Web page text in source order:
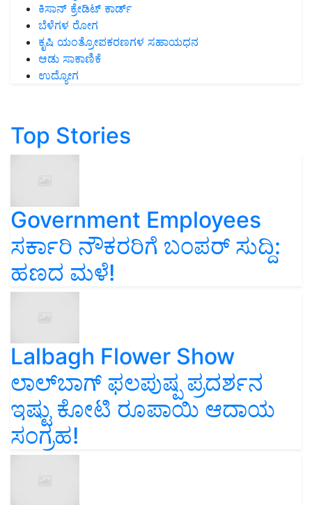
ಕಿಸಾನ್ ಕ್ರೇಡಿಟ್ ಕಾರ್ಡ್
ಬೆಳೆಗಳ ರೋಗ
ಕೃಷಿ ಯಂತ್ರೋಪಕರಣಗಳ ಸಹಾಯಧನ
ಆಡು ಸಾಕಾಣಿಕೆ
ಉದ್ಯೋಗ
Top Stories
Government Employees
ಸರ್ಕಾರಿ ನೌಕರರಿಗೆ ಬಂಪರ್‌ ಸುದ್ದಿ:
ಹಣದ ಮಳೆ!
Lalbagh Flower Show
ಲಾಲ್‌ಬಾಗ್ ಫಲಪುಷ್ಪ ಪ್ರದರ್ಶನ
ಇಷ್ಟು ಕೋಟಿ ರೂಪಾಯಿ ಆದಾಯ
ಸಂಗ್ರಹ!